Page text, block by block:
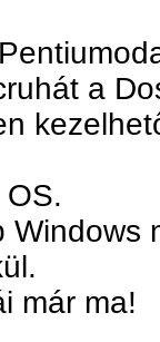
a
Windows
már ma!